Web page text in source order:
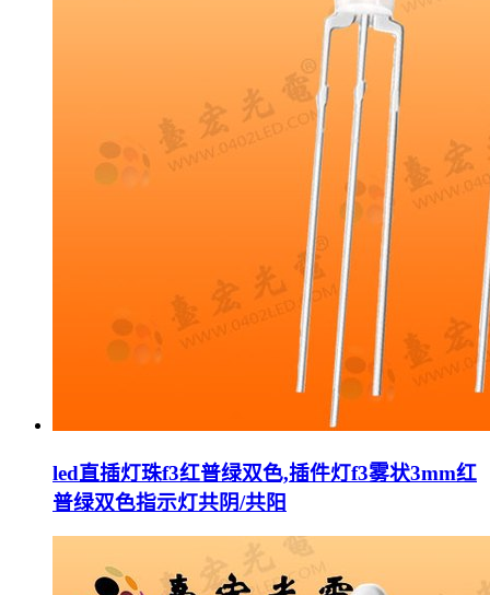
led直插灯珠f3红普绿双色,插件灯f3雾状3mm红
普绿双色指示灯共阴/共阳